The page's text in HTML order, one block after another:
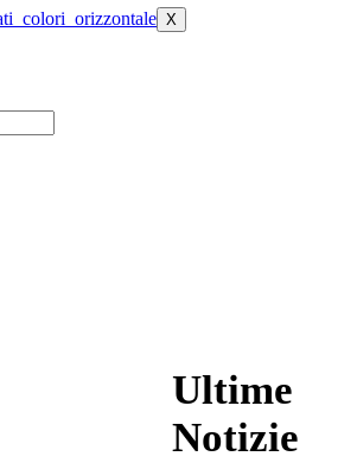
X
Ultime
Notizie